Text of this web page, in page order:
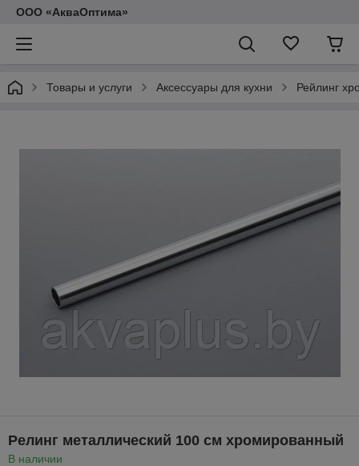
ООО «АкваОптима»
Товары и услуги Аксессуары для кухни Рейлинг
Релинг металлический 100 см хромированный
В наличии